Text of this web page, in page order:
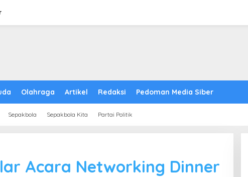
Olahraga Artikel Redaksi Pedoman Media Siber
Sepakbola Sepakbola Kita Partai Politik
Acara Networking Dinner